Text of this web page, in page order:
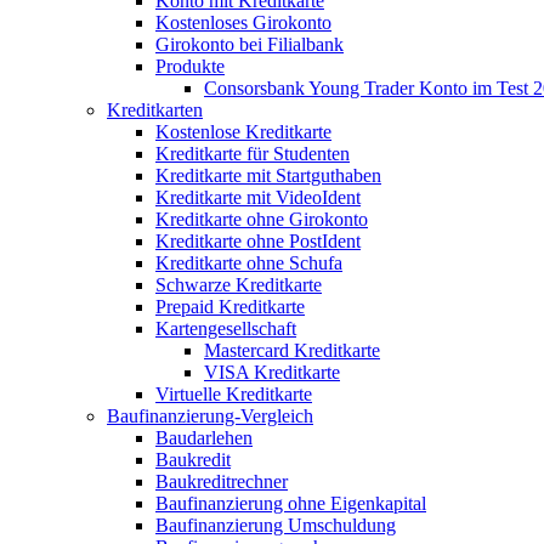
Kostenloses Girokonto
Girokonto bei Filialbank
Produkte
Consorsbank Young Trader Konto im Test
Kreditkarten
Kostenlose Kreditkarte
Kreditkarte für Studenten
Kreditkarte mit Startguthaben
Kreditkarte mit VideoIdent
Kreditkarte ohne Girokonto
Kreditkarte ohne PostIdent
Kreditkarte ohne Schufa
Schwarze Kreditkarte
Prepaid Kreditkarte
Kartengesellschaft
Mastercard Kreditkarte
VISA Kreditkarte
Virtuelle Kreditkarte
Baufinanzierung-Vergleich
Baudarlehen
Baukredit
Baukreditrechner
Baufinanzierung ohne Eigenkapital
Baufinanzierung Umschuldung